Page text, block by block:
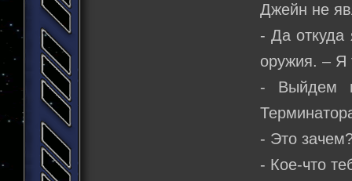
Джейн не
- Да
оружия. – Я
- Выйдем
- Это
- Кое-что